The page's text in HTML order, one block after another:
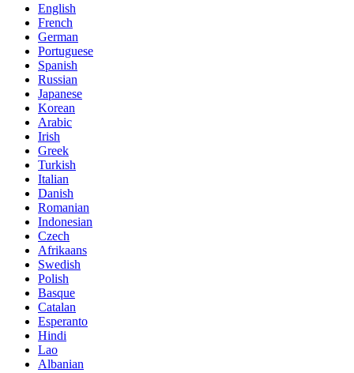
English
French
German
Portuguese
Spanish
Russian
Japanese
Korean
Arabic
Irish
Greek
Turkish
Italian
Danish
Romanian
Indonesian
Czech
Afrikaans
Swedish
Polish
Basque
Catalan
Esperanto
Hindi
Lao
Albanian